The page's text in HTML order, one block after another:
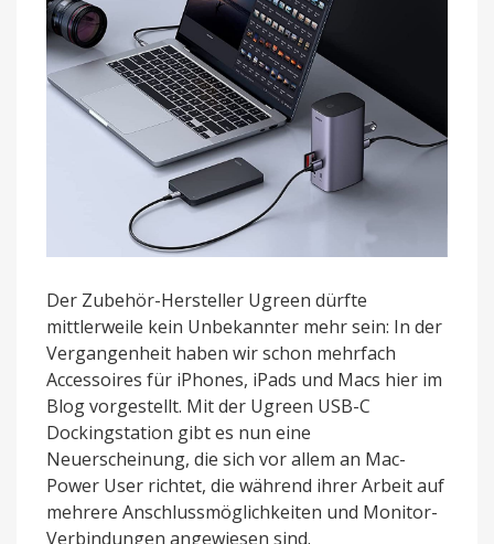
Prozent
Rabatt
Der Zubehör-Hersteller Ugreen dürfte
mittlerweile kein Unbekannter mehr sein: In der
Vergangenheit haben wir schon mehrfach
Accessoires für iPhones, iPads und Macs hier im
Blog vorgestellt. Mit der Ugreen USB-C
Dockingstation gibt es nun eine
Neuerscheinung, die sich vor allem an Mac-
Power User richtet, die während ihrer Arbeit auf
mehrere Anschlussmöglichkeiten und Monitor-
Verbindungen angewiesen sind.